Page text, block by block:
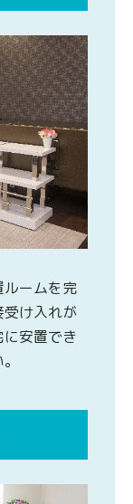
ームを完
け入れが
安置でき